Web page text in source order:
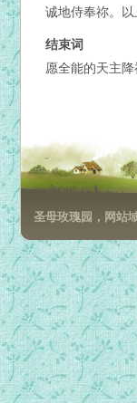
诚地侍奉祢。
结束词
愿全能的天主
圣母玫瑰园，网站